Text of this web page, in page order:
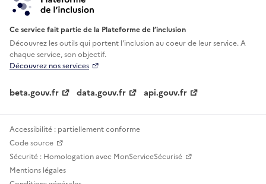
Ce service fait partie de la Plateforme de l’inclusion
Découvrez les outils qui portent l'inclusion aucoeur de leur service. A
chaque service, son objectif.
Découvrez nos services
beta.gouv.fr data.gouv.fr api.gouv.fr
Accessibilité : partiellement conforme
Code source
Sécurité : Homologation avec MonServiceSécurisé
Mentions légales